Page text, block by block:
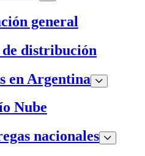
general
distribución
en Argentina
Nube
nacionales